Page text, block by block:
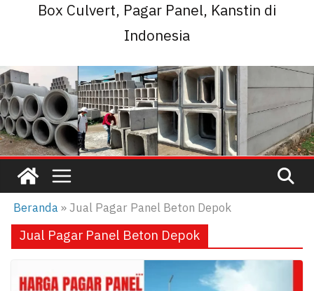
Box Culvert, Pagar Panel, Kanstin di
Indonesia
Beranda»Jual Pagar Panel Beton Depok
Jual Pagar Panel Beton Depok